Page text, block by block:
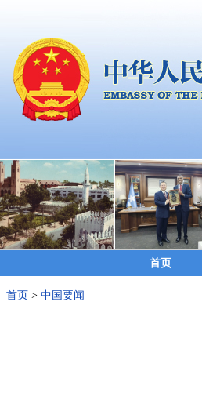
首页
首页 > 中国要闻